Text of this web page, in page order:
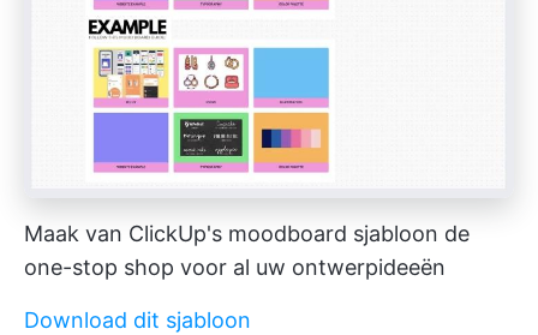
Maak van ClickUp's moodboard sjabloon de
one-stop shop voor al uw ontwerpideeën
Download dit sjabloon